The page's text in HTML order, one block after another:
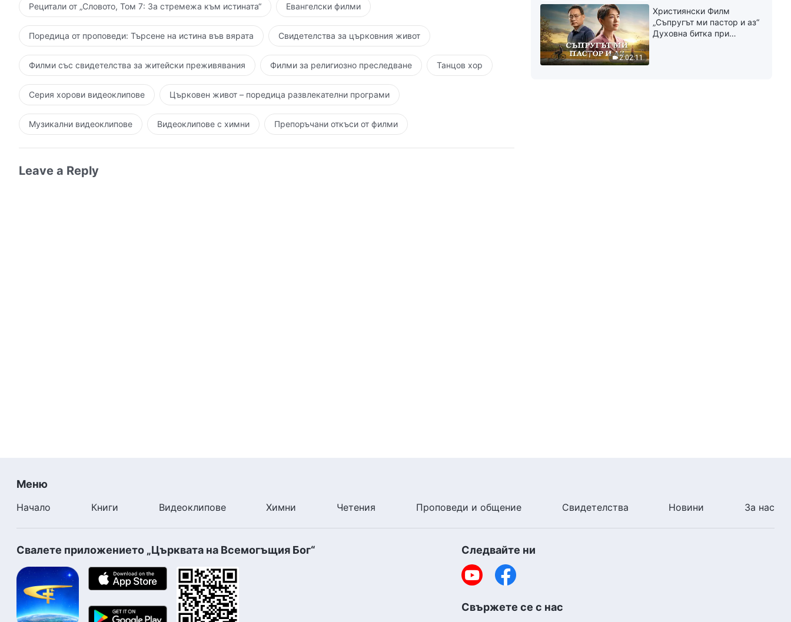
Рецитали от „Словото, Том 7: За стремежа към истината“ Евангелски филми
Поредица от проповеди: Търсене на истина във вярата Свидетелства за църковния живот
Филми със свидетелства за житейски преживявания Филми за религиозно преследване Танцов хор
Серия хорови видеоклипове Църковен живот – поредица развлекателни програми
Музикални видеоклипове Видеоклипове с химни Препоръчани откъси от филми
Leave a Reply
Исус
2:02:11
Християнски Филм
„Съпругът ми пастор и аз“
Духовна битка при
Меню
Начало Книги Видеоклипове Химни Четения Проповеди и общение Свидетелства Новини За нас
Свалете приложението „Църквата на Всемогъщия Бог“ Следвайте ни
Свържете се с нас